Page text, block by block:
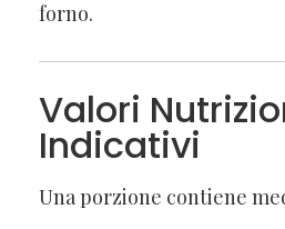
forno.
Valori
Indicativi
Una porzione contiene